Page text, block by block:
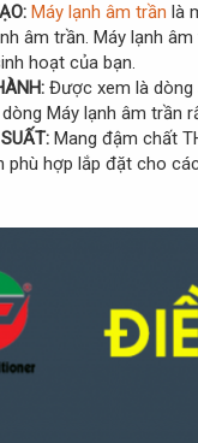
Máy lạnh âm trần là
âm trần. Máy lạnh
hoạt của bạn.
Được xem là dòng
Máy lạnh âm trần
Mang đậm chất
phù hợp lắp đặt cho